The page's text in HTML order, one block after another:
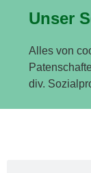
Unser
Alles von
div.